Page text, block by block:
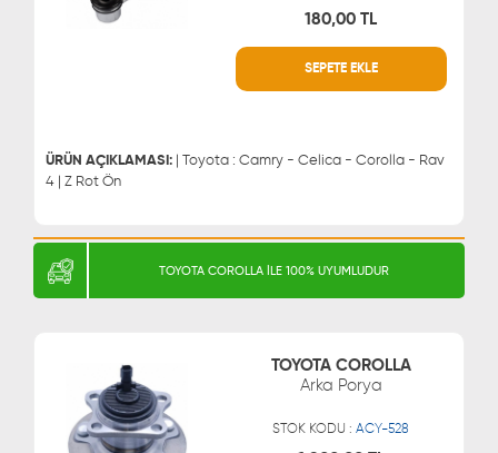
180,00 TL
SEPETE EKLE
ÜRÜN AÇIKLAMASI: | Toyota : Camry - Celica - Corolla - Rav
4 | Z Rot Ön
MÜŞTERİ HİZMETLERİ
TOYOTA COROLLA İLE 100% UYUMLUDUR
TOYOTA COROLLA
Arka Porya
STOK KODU :ACY-528